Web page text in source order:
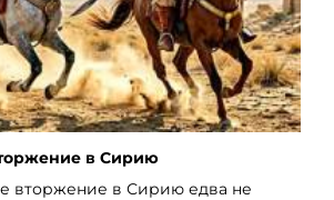
в Сирию
вторжение в Сирию едва не